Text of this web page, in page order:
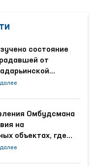
состояние
от
Омбудсмана
на
объектах, где